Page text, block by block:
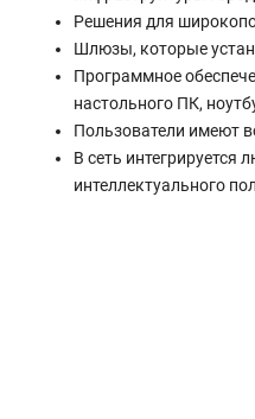
Решения для
Шлюзы, которые
Программное
настольного ПК,
Пользователи имеют
В сеть интегрируется
интеллектуального